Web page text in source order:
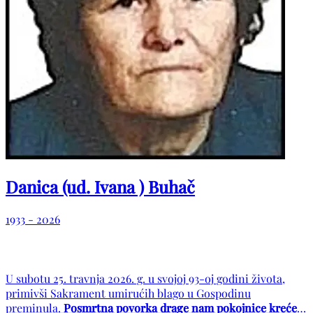
Danica (ud. Ivana ) Buhač
1933 - 2026
U subotu 25. travnja 2026. g. u svojoj 93-oj godini života,
primivši Sakrament umirućih blago u Gospodinu
preminula. Posmrtna povorka drage nam pokojnice kreće u